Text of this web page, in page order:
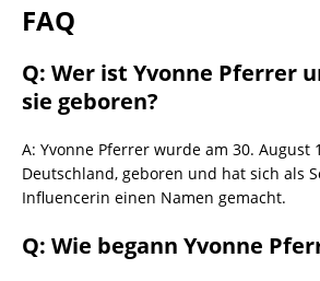
FAQ
Q: Wer ist Yvonne Pferrer
sie geboren?
A: Yvonne Pferrer wurde am 30. August
Deutschland, geboren und hat sich als
Influencerin einen Namen gemacht.
Q: Wie begann Yvonne